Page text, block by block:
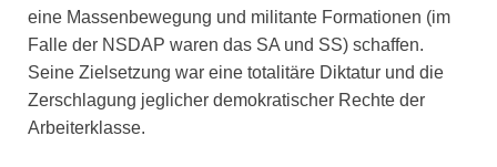
eine Massenbewegung und militante Formationen (im
Falle der NSDAP waren das SA und SS) schaffen.
Seine Zielsetzung war eine totalitäre Diktatur und die
Zerschlagung jeglicher demokratischer Rechte der
Arbeiterklasse.